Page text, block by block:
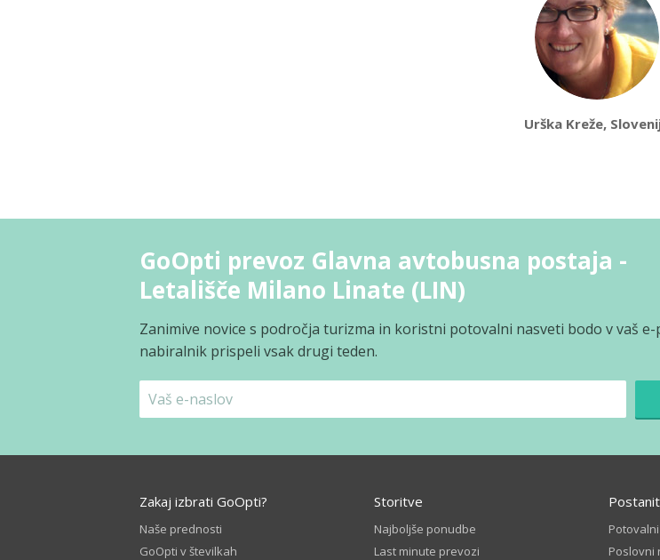
Urška Kreže,
GoOpti prevoz Glavna avtobusna postaja -
Letališče Milano Linate (LIN)
Zanimive novice s področja turizma in koristni potovalni nasveti bodo v vaš
nabiralnik prispeli vsak drugi teden.
Zakaj izbrati GoOpti?
Naše prednosti
GoOpti v številkah
Storitve
Najboljše ponudbe
Last minute prevozi
Poslovni